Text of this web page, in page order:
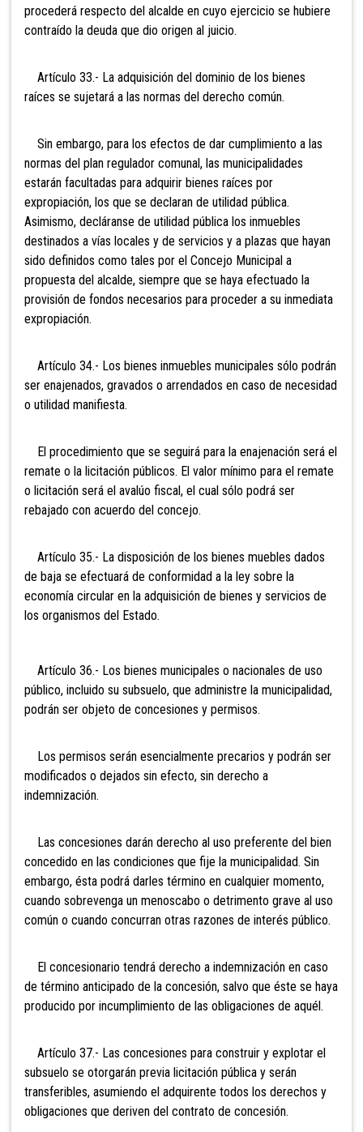
procederá respecto del alcalde en cuyo ejercicio se hubiere
contraído la deuda que dio origen al juicio.
Artículo 33.- La adquisición del dominio de los bienes
raíces se sujetará a las normas del derecho común.
Sin embargo, para los efectos de dar cumplimiento a las
normas del plan regulador comunal, las municipalidades
estarán facultadas para adquirir bienes raíces por
expropiación, los que se declaran de utilidad pública.
Asimismo, decláranse de utilidad pública los inmuebles
destinados a vías locales y de servicios y a plazas que hayan
sido definidos como tales por el Concejo Municipal a
propuesta del alcalde, siempre que se haya efectuado la
provisión de fondos necesarios para proceder a su inmediata
expropiación.
Artículo 34.- Los bienes inmuebles municipales sólo podrán
ser enajenados, gravados o arrendados en caso de necesidad
o utilidad manifiesta.
El procedimiento que se seguirá para la enajenación será el
remate o la licitación públicos. El valor mínimo para el remate
o licitación será el avalúo fiscal, el cual sólo podrá ser
rebajado con acuerdo del concejo.
Artículo 35.- La disposición de los bienes muebles dados
de baja se efectuará de conformidad a la ley sobre la
economía circular en la adquisición de bienes y servicios de
los organismos del Estado.
Artículo 36.- Los bienes municipales o nacionales de uso
público, incluido su subsuelo, que administre la municipalidad,
podrán ser objeto de concesiones y permisos.
Los permisos serán esencialmente precarios y podrán ser
modificados o dejados sin efecto, sin derecho a
indemnización.
Las concesiones darán derecho al uso preferente del bien
concedido en las condiciones que fije la municipalidad. Sin
embargo, ésta podrá darles término en cualquier momento,
cuando sobrevenga un menoscabo o detrimento grave al uso
común o cuando concurran otras razones de interés público.
El concesionario tendrá derecho a indemnización en caso
de término anticipado de la concesión, salvo que éste se haya
producido por incumplimiento de las obligaciones de aquél.
Artículo 37.- Las concesiones para construir y explotar el
subsuelo se otorgarán previa licitación pública y serán
transferibles, asumiendo el adquirente todos los derechos y
obligaciones que deriven del contrato de concesión.